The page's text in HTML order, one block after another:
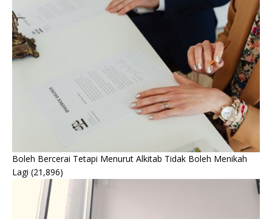
Boleh Bercerai Tetapi Menurut Alkitab Tidak Boleh Menikah
Lagi (21,896)